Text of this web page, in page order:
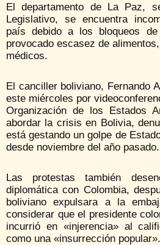
El departamento de La Paz,
Legislativo, se encuentra
país debido a los bloqueos
provocado escasez de
médicos.
El canciller boliviano, Fernando
este miércoles por
Organización de los Estados
abordar la crisis en Bolivia,
está gestando un golpe de
desde noviembre del año pasado.
Las protestas también
diplomática con Colombia,
boliviano expulsara a la
considerar que el presidente
incurrió en «injerencia» al
como una «insurrección